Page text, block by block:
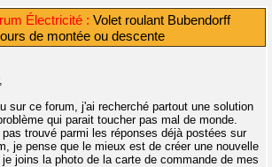
Électricité : Volet roulant Bubendorff
de montée ou descente
sur ce forum, j'ai recherché partout une solution
qui parait toucher pas mal de monde.
pas trouvé parmi les réponses déjà postées sur
je pense que le mieux est de créer une nouvelle
joins la photo de la carte de commande de mes